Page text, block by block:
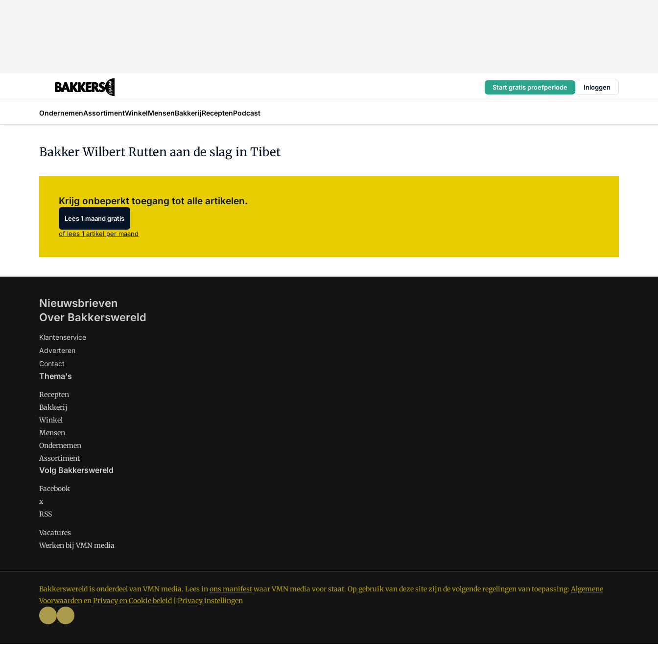
Start gratis proefperiode Inloggen
OndernemenAssortimentWinkelMensenBakkerijReceptenPodcast
Bakker Wilbert Rutten aan de slag in Tibet
Krijg onbeperkt toegang tot alle artikelen.
Lees 1 maand gratis
of lees 1 artikel per maand
Nieuwsbrieven
Over Bakkerswereld
Klantenservice
Adverteren
Contact
Thema's
Recepten
Bakkerij
Winkel
Mensen
Ondernemen
Assortiment
Volg Bakkerswereld
Facebook
x
RSS
Vacatures
Werken bij VMN media
Bakkerswereld is onderdeel van VMN media. Lees inons manifestwaar VMN media voor staat. Op gebruik van deze site zijn de volgende regelingen van toepassing: Algemene
VoorwaardenenPrivacy en Cookie beleid Privacy instellingen